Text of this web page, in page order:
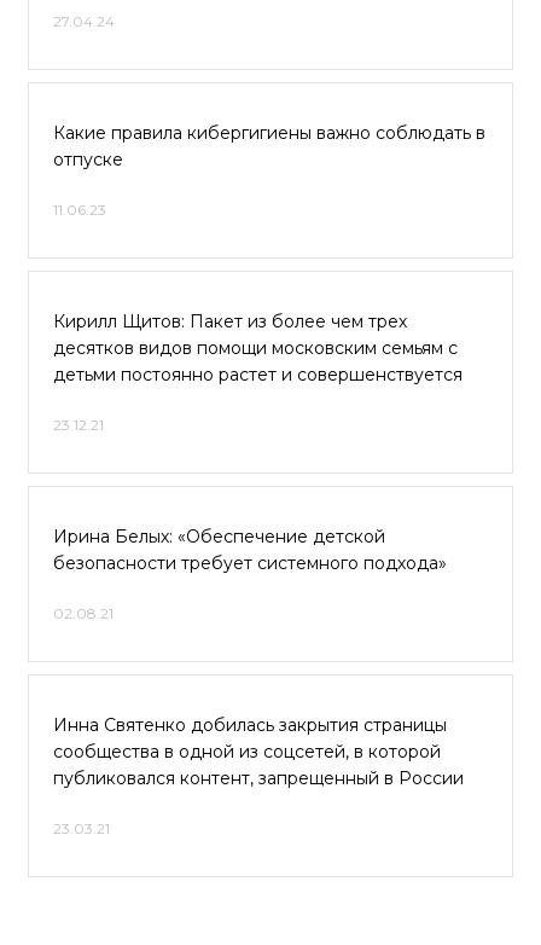
27.04.24
Какие правила кибергигиены важно соблюдать в
отпуске
11.06.23
Кирилл Щитов: Пакет из более чем трех
десятков видов помощи московским семьям с
детьми постоянно растет и совершенствуется
23.12.21
Ирина Белых: «Обеспечение детской
безопасности требует системного подхода»
02.08.21
Инна Святенко добилась закрытия страницы
сообщества в одной из соцсетей, в которой
публиковался контент, запрещенный в России
23.03.21